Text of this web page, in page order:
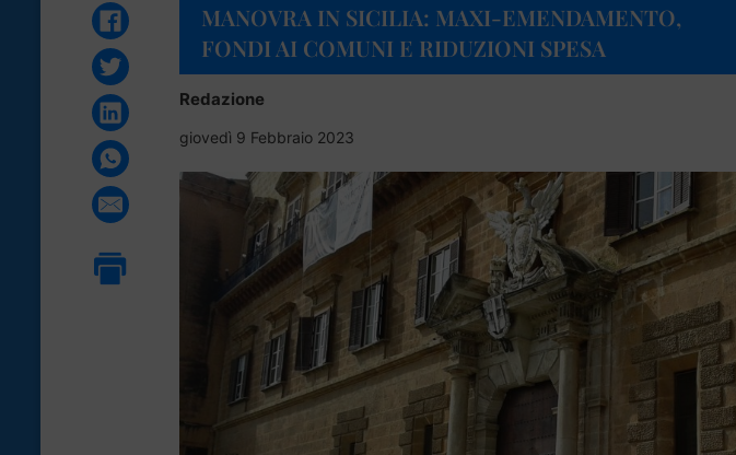
MANOVRA IN SICILIA: MAXI-EMENDAMENTO,
FONDI AI COMUNI E RIDUZIONI SPESA
Redazione
giovedì 9 Febbraio 2023